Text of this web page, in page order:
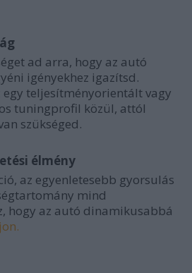
ad arra, hogy az autó
igényekhez igazítsd.
egy teljesítményorientált vagy
tuningprofil közül, attól
szükséged.
élmény
az egyenletesebb gyorsulás
mind
hogy az autó dinamikusabbá